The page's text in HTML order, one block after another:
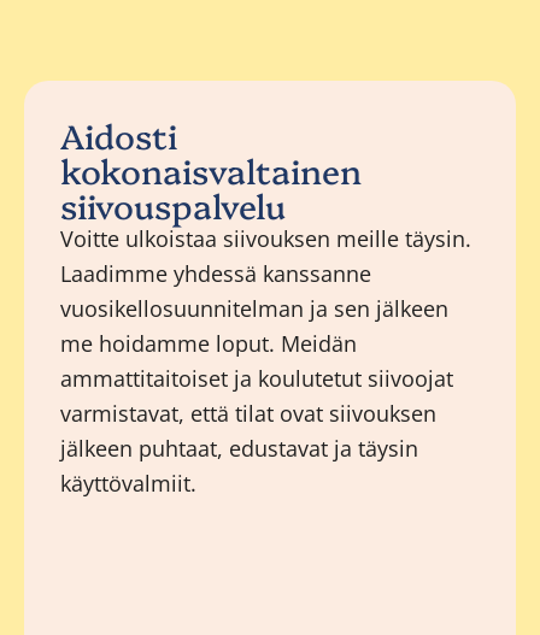
Aidosti
kokonaisvaltainen
siivouspalvelu
Voitte ulkoistaa siivouksen meille täysin.
Laadimme yhdessä kanssanne
vuosikellosuunnitelman ja sen jälkeen
me hoidamme loput. Meidän
ammattitaitoiset ja koulutetut siivoojat
varmistavat, että tilat ovat siivouksen
jälkeen puhtaat, edustavat ja täysin
käyttövalmiit.